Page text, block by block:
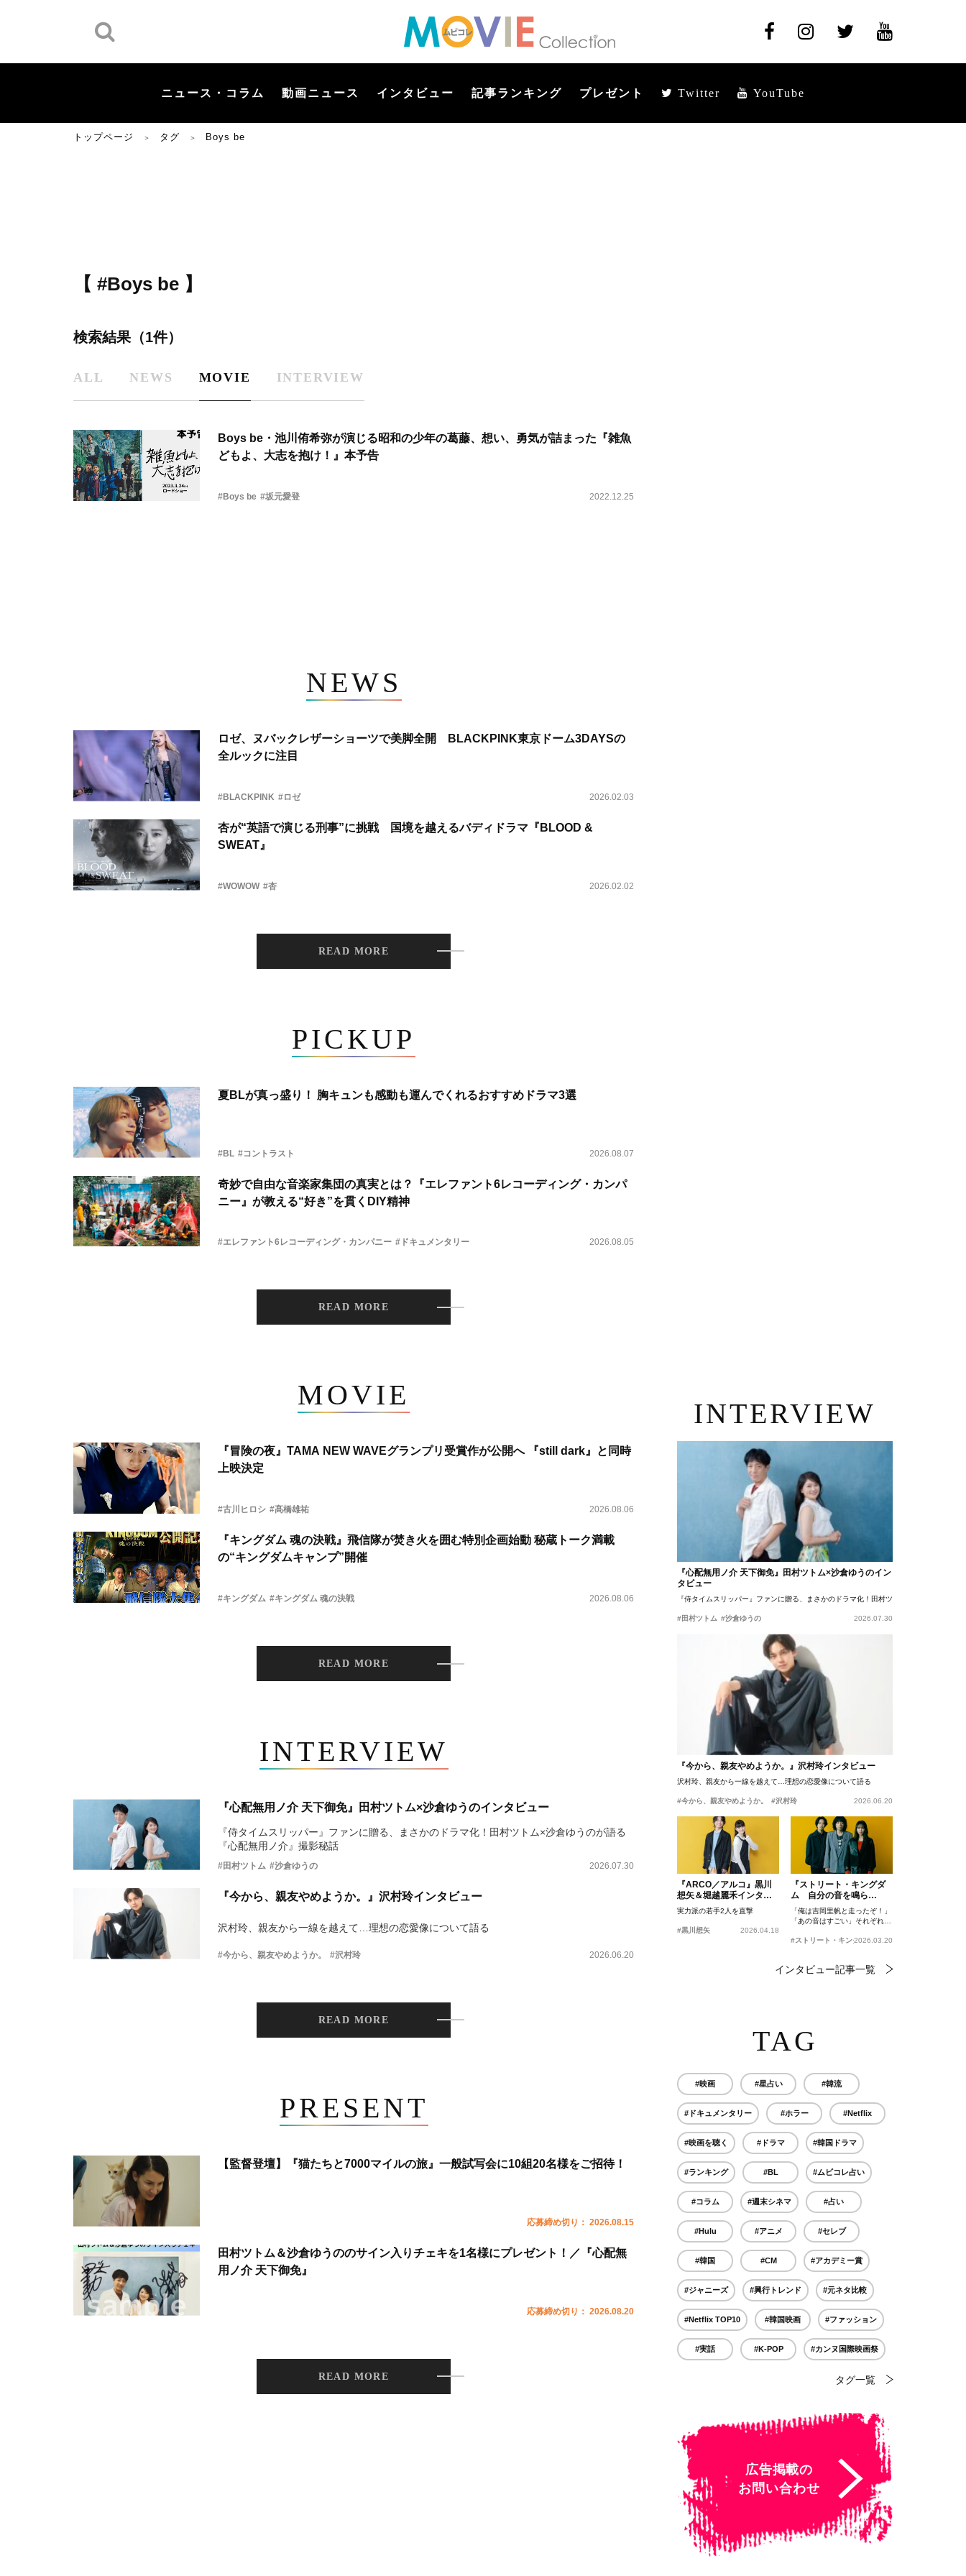
ニュース・コラム 動画ニュース インタビュー 記事ランキング プレゼント Twitter YouTube
トップページ ＞ タグ ＞ Boys be
【 #Boys be 】
検索結果（1件）
ALL NEWS MOVIE INTERVIEW
Boys be・池川侑希弥が演じる昭和の少年の葛藤、想い、勇気が詰まった『雑魚
どもよ、大志を抱け！』本予告
#Boys be #坂元愛登 2022.12.25
NEWS
ロゼ、ヌバックレザーショーツで美脚全開 BLACKPINK東京ドーム3DAYSの
全ルックに注目
#BLACKPINK #ロゼ 2026.02.03
杏が“英語で演じる刑事”に挑戦 国境を越えるバディドラマ『BLOOD &
SWEAT』
#WOWOW #杏 2026.02.02
READ MORE
PICKUP
夏BLが真っ盛り！ 胸キュンも感動も運んでくれるおすすめドラマ3選
#BL #コントラスト 2026.08.07
奇妙で自由な音楽家集団の真実とは？『エレファント6レコーディング・カンパ
ニー』が教える“好き”を貫くDIY精神
#エレファント6レコーディング・カンパニー #ドキュメンタリー 2026.08.05
READ MORE
MOVIE
『冒険の夜』TAMA NEW WAVEグランプリ受賞作が公開へ 『still dark』と同時
上映決定
#古川ヒロシ #髙橋雄祐 2026.08.06
『キングダム 魂の決戦』飛信隊が焚き火を囲む特別企画始動 秘蔵トーク満載
の“キングダムキャンプ”開催
#キングダム #キングダム 魂の決戦 2026.08.06
READ MORE
INTERVIEW
『心配無用ノ介 天下御免』田村ツトム×沙倉ゆうのインタビュー
『侍タイムスリッパー』ファンに贈る、まさかのドラマ化！田村ツトム×沙倉ゆうのが語る
『心配無用ノ介』撮影秘話
#田村ツトム #沙倉ゆうの 2026.07.30
『今から、親友やめようか。』沢村玲インタビュー
沢村玲、親友から一線を越えて…理想の恋愛像について語る
#今から、親友やめようか。 #沢村玲 2026.06.20
READ MORE
PRESENT
【監督登壇】『猫たちと7000マイルの旅』一般試写会に10組20名様をご招待！
応募締め切り： 2026.08.15
田村ツトム＆沙倉ゆうののサイン入りチェキを1名様にプレゼント！／『心配無
用ノ介 天下御免』
応募締め切り： 2026.08.20
READ MORE
INTERVIEW
『心配無用ノ介 天下御免』田村ツトム×沙倉ゆうのイン
タビュー
『侍タイムスリッパー』ファンに贈る、まさかのドラマ化！田村ツトム×沙倉ゆうのが語
#田村ツトム #沙倉ゆうの 2026.07.30
『今から、親友やめようか。』沢村玲インタビュー
沢村玲、親友から一線を越えて…理想の恋愛像について語る
#今から、親友やめようか。 #沢村玲 2026.06.20
『ARCO／アルコ』黒川
想矢＆堀越麗禾インタビ
ュー
実力派の若手2人を直撃
#黒川想矢 2026.04.18
『ストリート・キングダ
ム 自分の音を鳴ら
せ。』峯田和伸、若葉竜
也、吉岡里帆インタビュ
ー
「俺は吉岡里帆と走ったぞ！」
「あの音はすごい」それぞれの
#ストリート・キングダム 自分の音を鳴らせ。
2026.03.20
インタビュー記事一覧
TAG
#映画 #星占い #韓流
#ドキュメンタリー #ホラー #Netflix
#映画を聴く #ドラマ #韓国ドラマ
#ランキング #BL #ムビコレ占い
#コラム #週末シネマ #占い
#Hulu #アニメ #セレブ
#韓国 #CM #アカデミー賞
#ジャニーズ #興行トレンド #元ネタ比較
#Netflix TOP10 #韓国映画 #ファッション
#実話 #K-POP #カンヌ国際映画祭
タグ一覧
広告掲載の
お問い合わせ